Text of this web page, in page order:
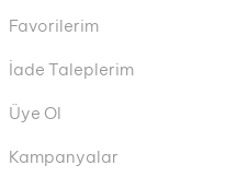
Favorilerim
İade Taleplerim
Üye Ol
Kampanyalar